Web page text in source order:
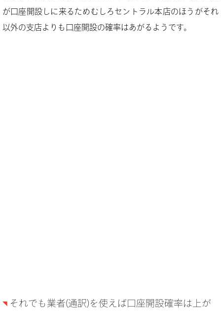
が口座開設しに来るためむしろセントラル本店のほうがそれ
以外の支店よりも口座開設の確率はあがるようです。
それでも業者(通訳)を使えば口座開設確率は上が